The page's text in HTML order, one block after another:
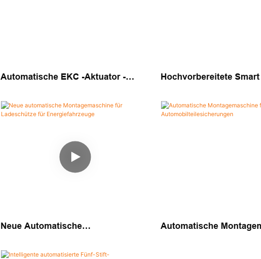
Automatische EKC -Aktuator -
Präzisions -Smart Manufacturing
System
Hochvorbereitete
Aktuator-Montage-
Automobile
Neue Automatische
Für Energiefahrzeuge
Automatische